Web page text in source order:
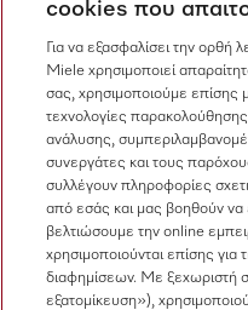
Επικοινωνία
Επισκόπηση επικοινωνίας
210 6794444
Εξυπηρέτηση πελατών
210 6794444
cookies που
Για να εξασφαλίσει την ορθή
Miele χρησιμοποιεί
σας, χρησιμοποιούμε επίσης
τεχνολογίες
ανάλυσης,
συνεργάτες και τους
συλλέγουν πληροφορίες
από εσάς και μας βοηθούν να
βελτιώσουμε την online
χρησιμοποιούνται επίσης για
διαφημίσεων. Με ξεχωριστή
εξατομίκευση»),